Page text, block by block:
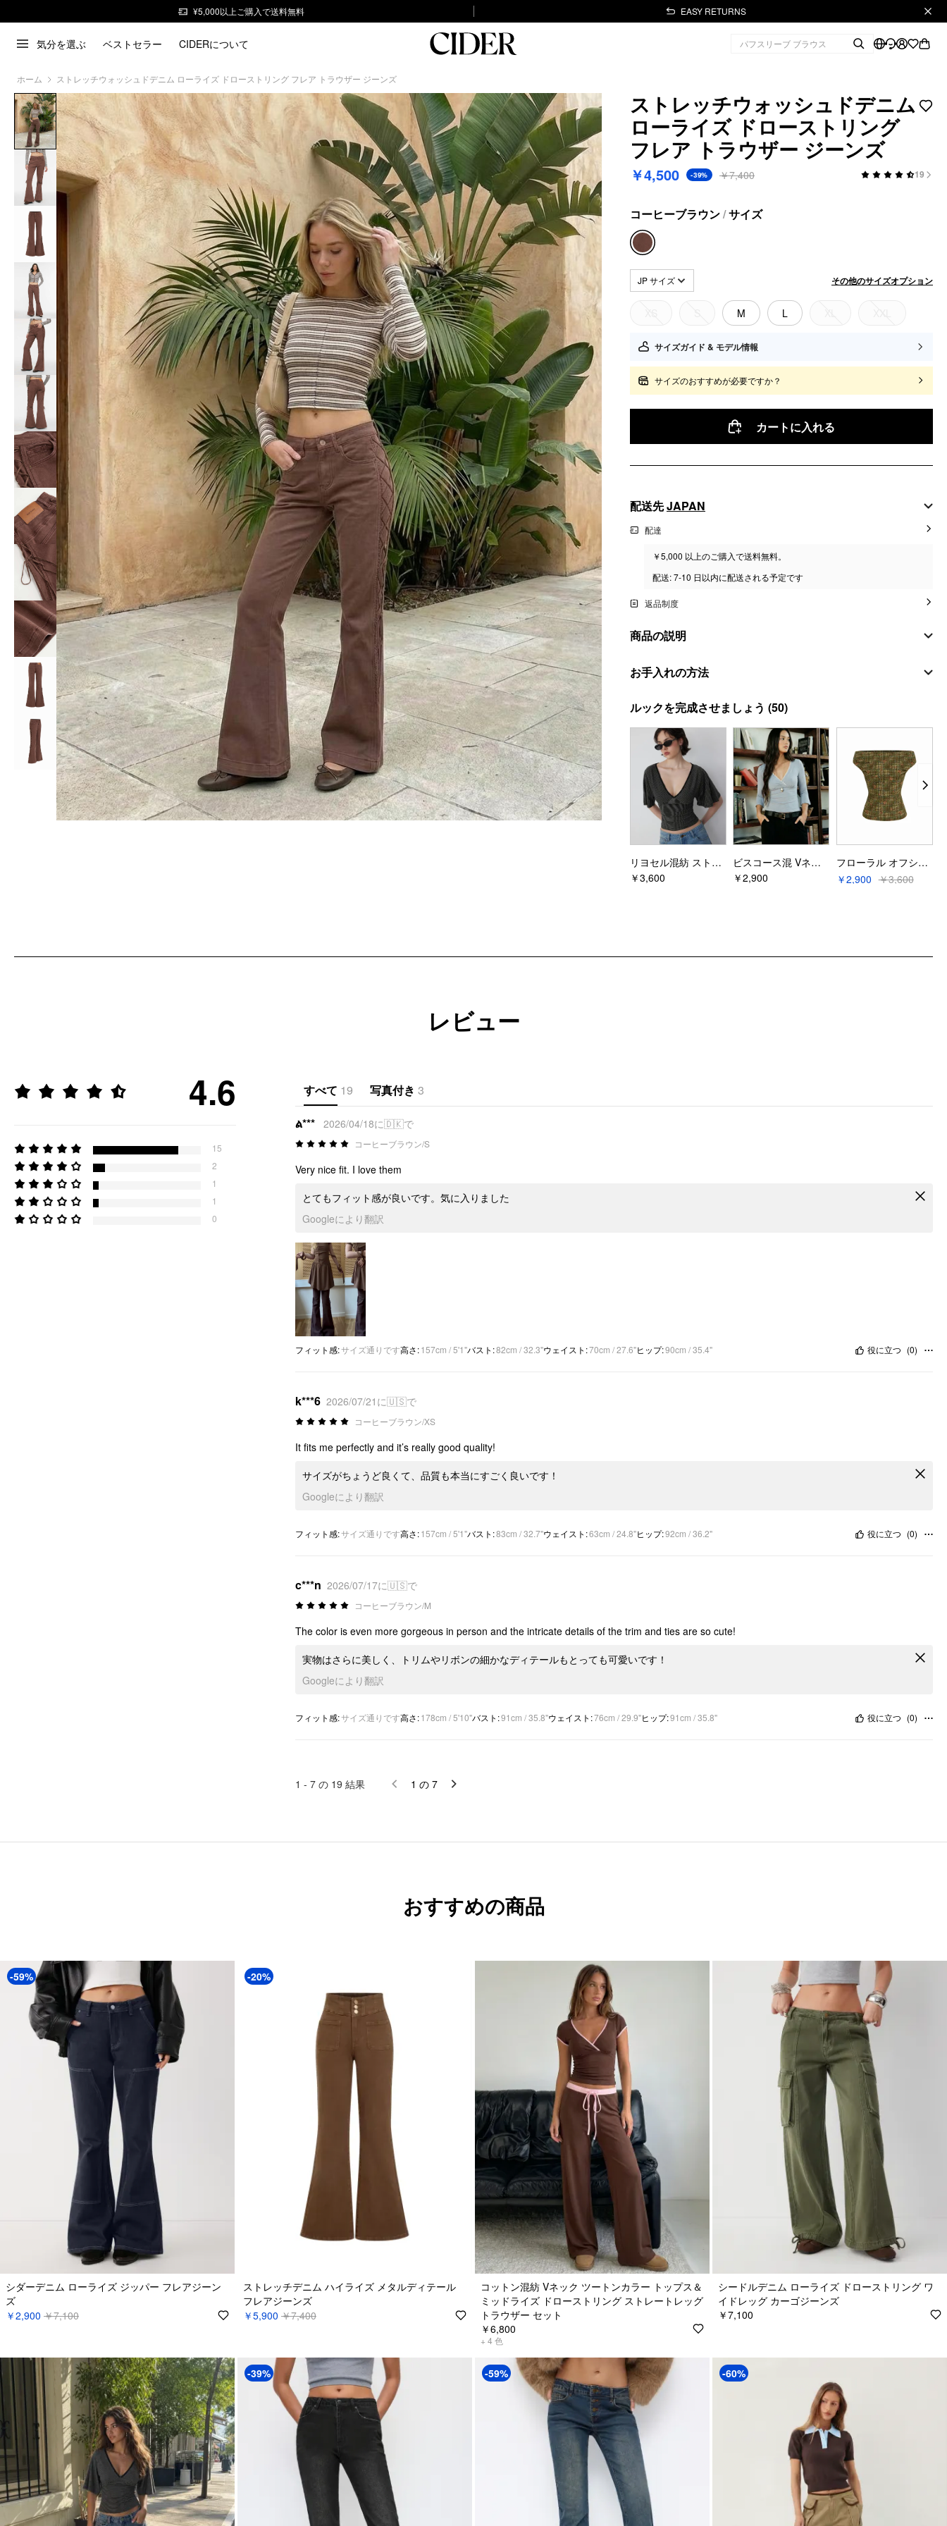
¥5,000以上ご購入で送料無料 EASY RETURNS
気分を選ぶ ベストセラー CIDERについて
ホーム ストレッチウォッシュドデニム ローライズ ドローストリング フレア トラウザー ジーンズ
ストレッチウォッシュドデニム
ローライズ ドローストリング
フレア トラウザー ジーンズ
￥4,500 -39% ￥7,400 19
コーヒーブラウン/サイズ
JP サイズ その他のサイズオプション
M L
サイズガイド & モデル情報
サイズのおすすめが必要ですか？
カートに入れる
配送先JAPAN
配達
￥5,000 以上のご購入で送料無料。
配送: 7-10 日以内に配送される予定です
返品制度
商品の説明
素材
組成:97% コットン 3% エラスタン
スタイルの詳細
フィットタイプ: レギュラー
ウエストライン: 低層
パンツレッグスタイル: フレアパンツ
丈: ロング
ポケット付き: そうです
シーン: デイリーカジュアル
お手入れの方法
洗濯指示
洗濯機で水洗い
漂白剤不可
送風のみでドラム乾燥
ドライクリーニング可
アイロン温度：低温
追加指示
同系色のものと一緒に洗濯してください
ルックを完成させましょう (50)
リヨセル混紡 ストライプ Vネック ケープスリーブ ドローストリングタイバック ギャザー トップス
￥3,600
ビスコース混 Vネック レースパネル 3/4ロングスリーブTシャツ
￥2,900
フローラル オフショルダーシャーリングブラウス
￥2,900 ￥3,600
レビュー
4.6
15
2
1
1
0
すべて 19 写真付き 3
ል*** 2026/04/18に🇩🇰で
コーヒーブラウン/S
Very nice fit. I love them
とてもフィット感が良いです。気に入りました
Googleにより翻訳
フィット感:サイズ通りです高さ:157cm / 5'1"バスト :82cm / 32.3"ウェイスト :70cm / 27.6"ヒップ:90cm / 35.4" 役に立つ (0)
k***6 2026/07/21に🇺🇸で
コーヒーブラウン/XS
It fits me perfectly and it’s really good quality!
サイズがちょうど良くて、品質も本当にすごく良いです！
Googleにより翻訳
フィット感:サイズ通りです高さ:157cm / 5'1"バスト :83cm / 32.7"ウェイスト :63cm / 24.8"ヒップ:92cm / 36.2" 役に立つ (0)
c***n 2026/07/17に🇺🇸で
コーヒーブラウン/M
The color is even more gorgeous in person and the intricate details of the trim and ties are so cute!
実物はさらに美しく、トリムやリボンの細かなディテールもとっても可愛いです！
Googleにより翻訳
フィット感:サイズ通りです高さ:178cm / 5'10"バスト :91cm / 35.8"ウェイスト :76cm / 29.9"ヒップ:91cm / 35.8" 役に立つ (0)
1 - 7 の 19 結果 1 の 7
おすすめの商品
-59%
シダーデニム ローライズ ジッパー フレアジーン
ズ
￥2,900 ￥7,100
-20%
ストレッチデニム ハイライズ メタルディテール
フレアジーンズ
￥5,900 ￥7,400
コットン混紡 Vネック ツートンカラー トップス＆
ミッドライズ ドローストリング ストレートレッグ
トラウザー セット
￥6,800
+ 4 色
シードルデニム ローライズ ドローストリング ワ
イドレッグ カーゴジーンズ
￥7,100
-39% -59% -60%